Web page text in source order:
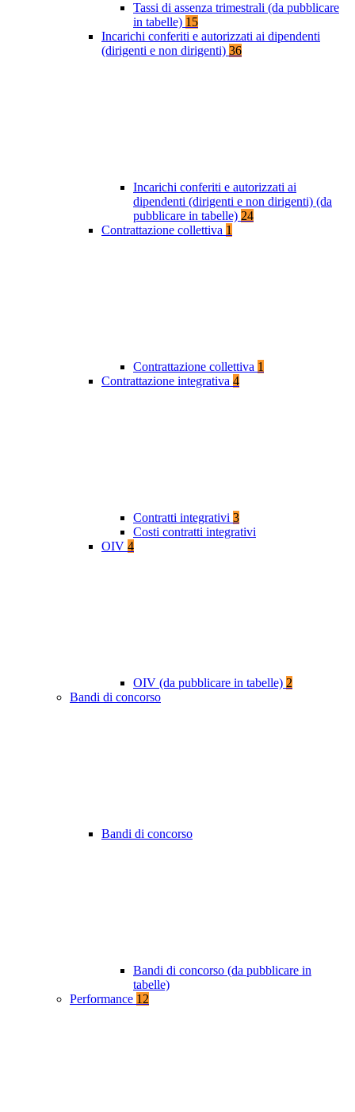
Tassi di assenza trimestrali (da pubblicare
in tabelle) 15
Incarichi conferiti e autorizzati ai dipendenti
(dirigenti e non dirigenti) 36
Incarichi conferiti e autorizzati ai
dipendenti (dirigenti e non dirigenti) (da
pubblicare in tabelle) 24
Contrattazione collettiva 1
Contrattazione collettiva 1
Contrattazione integrativa 4
Contratti integrativi 3
Costi contratti integrativi
OIV 4
OIV (da pubblicare in tabelle) 2
Bandi di concorso
Bandi di concorso
Bandi di concorso (da pubblicare in
tabelle)
Performance 12